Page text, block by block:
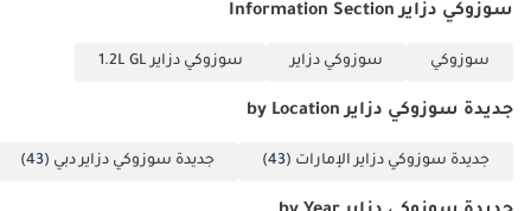
الوسائد الهوائية -
ESP + BA المصابيح
الأمامية - هالوجين
الأمامية مصباح توقف
سوزوكي دزاير Information Section
سوزوكي سوزوكي دزاير سوزوكي دزاير 1.2L GL
جديدة سوزوكي دزاير by Location
جديدة سوزوكي دزاير الإمارات (43) جديدة سوزوكي دزاير دبي (43)